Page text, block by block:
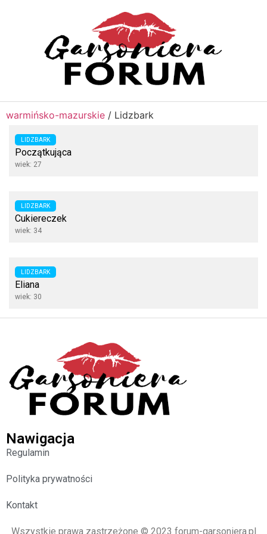
warmińsko-mazurskie / Lidzbark
LIDZBARK
Początkująca
wiek: 27
LIDZBARK
Cukiereczek
wiek: 34
LIDZBARK
Eliana
wiek: 30
Nawigacja
Regulamin
Polityka prywatności
Kontakt
Wszystkie prawa zastrzeżone © 2023 forum-garsoniera.pl